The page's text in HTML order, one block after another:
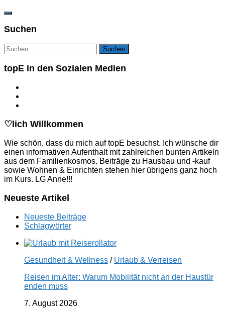
Suchen
Suchen
nach:
topE in den Sozialen Medien
♡lich Willkommen
Wie schön, dass du mich auf topE besuchst. Ich wünsche dir
einen informativen Aufenthalt mit zahlreichen bunten Artikeln
aus dem Familienkosmos. Beiträge zu Hausbau und -kauf
sowie Wohnen & Einrichten stehen hier übrigens ganz hoch
im Kurs. LG Anne!!!
Neueste Artikel
Neueste Beiträge
Schlagwörter
Gesundheit & Wellness / Urlaub & Verreisen
Reisen im Alter: Warum Mobilität nicht an der Haustür
enden muss
7. August 2026